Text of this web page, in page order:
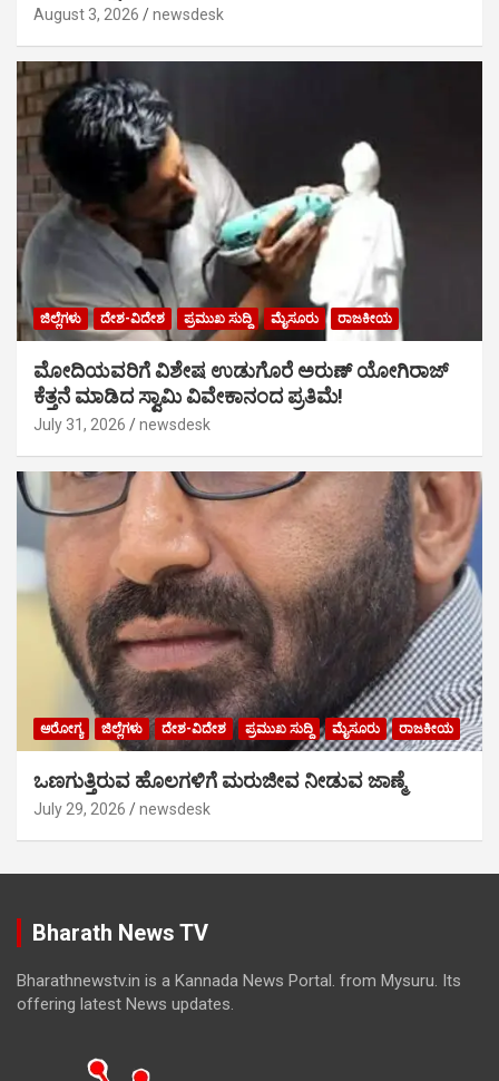
August 3, 2026 newsdesk
ಜಿಲ್ಲೆಗಳು ದೇಶ-ವಿದೇಶ ಪ್ರಮುಖ ಸುದ್ದಿ ಮೈಸೂರು ರಾಜಕೀಯ
ಮೋದಿಯವರಿಗೆ ವಿಶೇಷ ಉಡುಗೊರೆ ಅರುಣ್ ಯೋಗಿರಾಜ್
ಕೆತ್ತನೆ ಮಾಡಿದ ಸ್ವಾಮಿ ವಿವೇಕಾನಂದ ಪ್ರತಿಮೆ!
July 31, 2026 newsdesk
ಆರೋಗ್ಯ ಜಿಲ್ಲೆಗಳು ದೇಶ-ವಿದೇಶ ಪ್ರಮುಖ ಸುದ್ದಿ ಮೈಸೂರು ರಾಜಕೀಯ
ಒಣಗುತ್ತಿರುವ ಹೊಲಗಳಿಗೆ ಮರುಜೀವ ನೀಡುವ ಜಾಣ್ಮೆ
July 29, 2026 newsdesk
Bharath News TV
Bharathnewstv.in is a Kannada News Portal. from Mysuru. Its
offering latest News updates.